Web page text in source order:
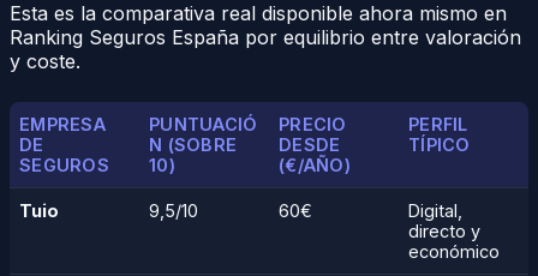
Esta es la comparativa real disponible ahora mismo en
Ranking Seguros España por equilibrio entre valoración
y coste.
EMPRESA
DE
SEGUROS
PUNTUACIÓ
N (SOBRE
10)
PRECIO
DESDE
(€/AÑO)
PERFIL
TÍPICO
Tuio 9,5/10 60€
Digital,
directo y
económico